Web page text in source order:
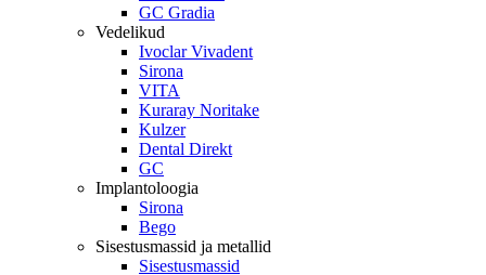
GC Gradia
Vedelikud
Ivoclar Vivadent
Sirona
VITA
Kuraray Noritake
Kulzer
Dental Direkt
GC
Implantoloogia
Sirona
Bego
Sisestusmassid ja metallid
Sisestusmassid